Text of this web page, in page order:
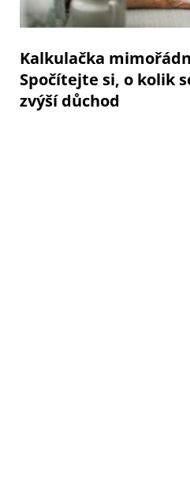
Kalkulačka
Spočítejte si, o kolik
zvýší důchod